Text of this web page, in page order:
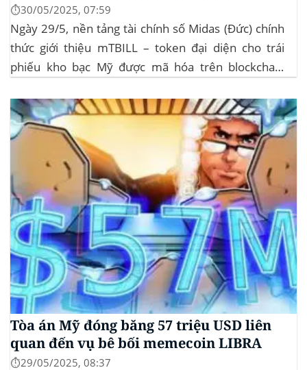
⏱️30/05/2025, 07:59
Ngày 29/5, nền tảng tài chính số Midas (Đức) chính
thức giới thiệu mTBILL – token đại diện cho trái
phiếu kho bạc Mỹ được mã hóa trên blockchain
không yêu cầu mức đầu tư tối thiểu. mTBILL được
bảo chứng bằng...
Tòa án Mỹ đóng băng 57 triệu USD liên
quan đến vụ bê bối memecoin LIBRA
⏱️29/05/2025, 08:37